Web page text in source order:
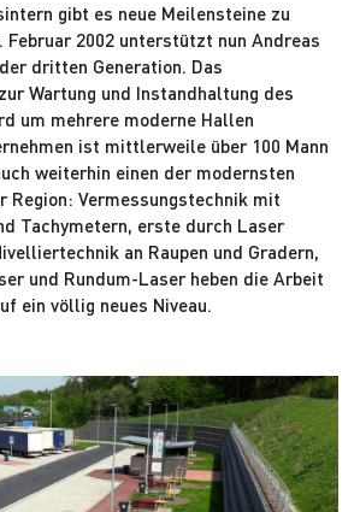
gibt es neue Meilensteine zu
Februar 2002 unterstützt nun Andreas
dritten Generation. Das
Wartung und Instandhaltung des
um mehrere moderne Hallen
ist mittlerweile über 100 Mann
weiterhin einen der modernsten
Region: Vermessungstechnik mit
Tachymetern, erste durch Laser
an Raupen und Gradern,
und Rundum-Laser heben die Arbeit
ein völlig neues Niveau.